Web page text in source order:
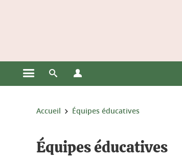
Ouvrir le menu principal
Ouvrir le moteur de recherche
Vous êtes ici :
Accueil Équipes éducatives
Équipes éducatives